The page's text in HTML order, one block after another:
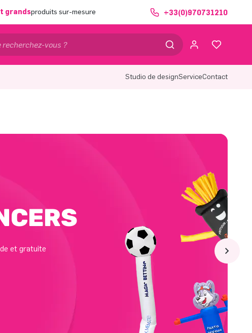
grandsproduits sur-mesure +33(0)970731210
Studio de designServiceContact
et gratuite